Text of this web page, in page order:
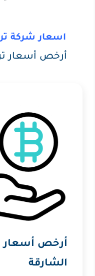
اسعار شركة
أرخص أسعار
أرخص أسعار
الشارقة